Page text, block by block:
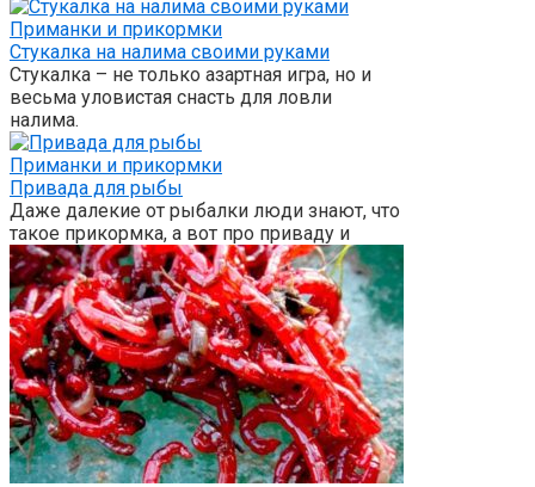
Приманки и прикормки
Стукалка на налима своими руками
Стукалка – не только азартная игра, но и
весьма уловистая снасть для ловли
налима.
Приманки и прикормки
Привада для рыбы
Даже далекие от рыбалки люди знают, что
такое прикормка, а вот про приваду и